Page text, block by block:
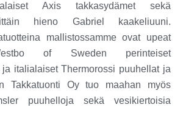
Axis takkasydämet sekä
hieno Gabriel kaakeliuuni.
mallistossamme ovat upeat
of Sweden perinteiset
italialaiset Thermorossi puuhellat ja
Takkatuonti Oy tuo maahan myös
puuhelloja sekä vesikiertoisia